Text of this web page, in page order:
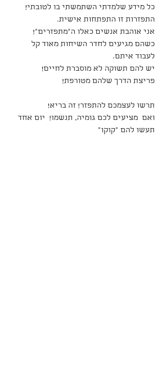
כל מידע שלמדתי השתמשתי בו לטובתי!
התפזרות זו התפתחות אישית.
אני אוהבת אנשים כאלו ה"מתפזרים"!
כשהם מגיעים לחדר השיחות מאוד קל
לעבוד איתם.
יש להם תשוקה לא מוסברת לחיים!
פריצת הדרך שלהם מטורפת!
תרשו לעצמכם להתפזר! זה בריא!
ואם  מציעים לכם גומיה, תנשמו!  יום אחד
תעשו להם "קוקו"